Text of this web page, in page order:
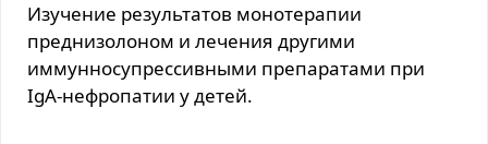
Изучение результатов монотерапии
преднизолоном и лечения другими
иммунносупрессивными препаратами при
IgA-нефропатии у детей.